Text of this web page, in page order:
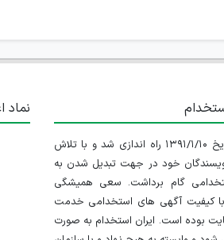
سایت ایران استخدام در تاریخ ۱۳۹۱/۱/۱۰ راه اندازی شد و با تلاش
خود در جهت تبدیل شدن به
گام برداشت. سعی همیشگی
با کیفیت آگهی های استخدامی خدمت
بوده است. ایران استخدام به صورت
نماد